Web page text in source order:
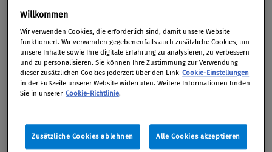
21. August 2017
Nach dem Bundesvergabegesetz können Bieter
unter gewissen Voraussetzungen Subunternehmer
zur Erfüllung eines Auftrages heranziehen.
Der VwGH traf in dieser Entscheidung einige
Aussagen zu dieser Heranziehung; insbesondere
Willkommen
Wir verwenden Cookies, die erforderlich sind, damit unsere Website
funktioniert. Wir verwenden gegebenenfalls auch zusätzliche Cookies, um
unsere Inhalte sowie Ihre digitale Erfahrung zu analysieren, zu verbessern
und zu personalisieren. Sie können Ihre Zustimmung zur Verwendung
dieser zusätzlichen Cookies jederzeit über den Link Cookie-Einstellungen
in der Fußzeile unserer Website widerrufen. Weitere Informationen finden
Sie in unserer Cookie-Richtlinie.
Zusätzliche Cookies ablehnen Alle Cookies akzeptieren